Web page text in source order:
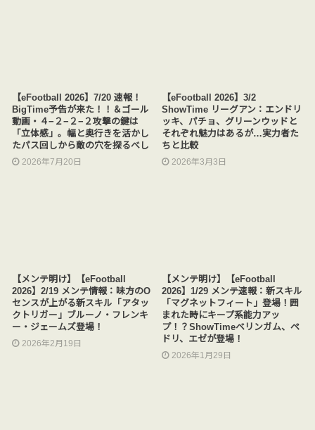
【eFootball 2026】7/20 速報！
BigTime予告が来た！！＆ゴール
動画・４−２−２−２攻撃の鍵は
「立体感」。幅と奥行きを活かし
たパス回しから敵の穴を探るべし
2026年7月20日
【eFootball 2026】3/2
ShowTime リーグアン：エンドリ
ッキ、パチョ、グリーンウッドと
それぞれ魅力はあるが…実力者た
ちと比較
2026年3月3日
【メンテ明け】【eFootball
2026】2/19 メンテ情報：味方のO
センスが上がる新スキル「アタッ
クトリガー」ブルーノ・フレンキ
ー・ジェームズ登場！
2026年2月19日
【メンテ明け】【eFootball
2026】1/29 メンテ速報：新スキル
「マグネットフィート」登場！囲
まれた時にキープ系能力アッ
プ！？ShowTimeベリンガム、ペ
ドリ、エゼが登場！
2026年1月29日